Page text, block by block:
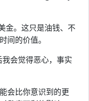
金。这只是油钱、不
间的价值。
会觉得恶心，事实
会比你意识到的更